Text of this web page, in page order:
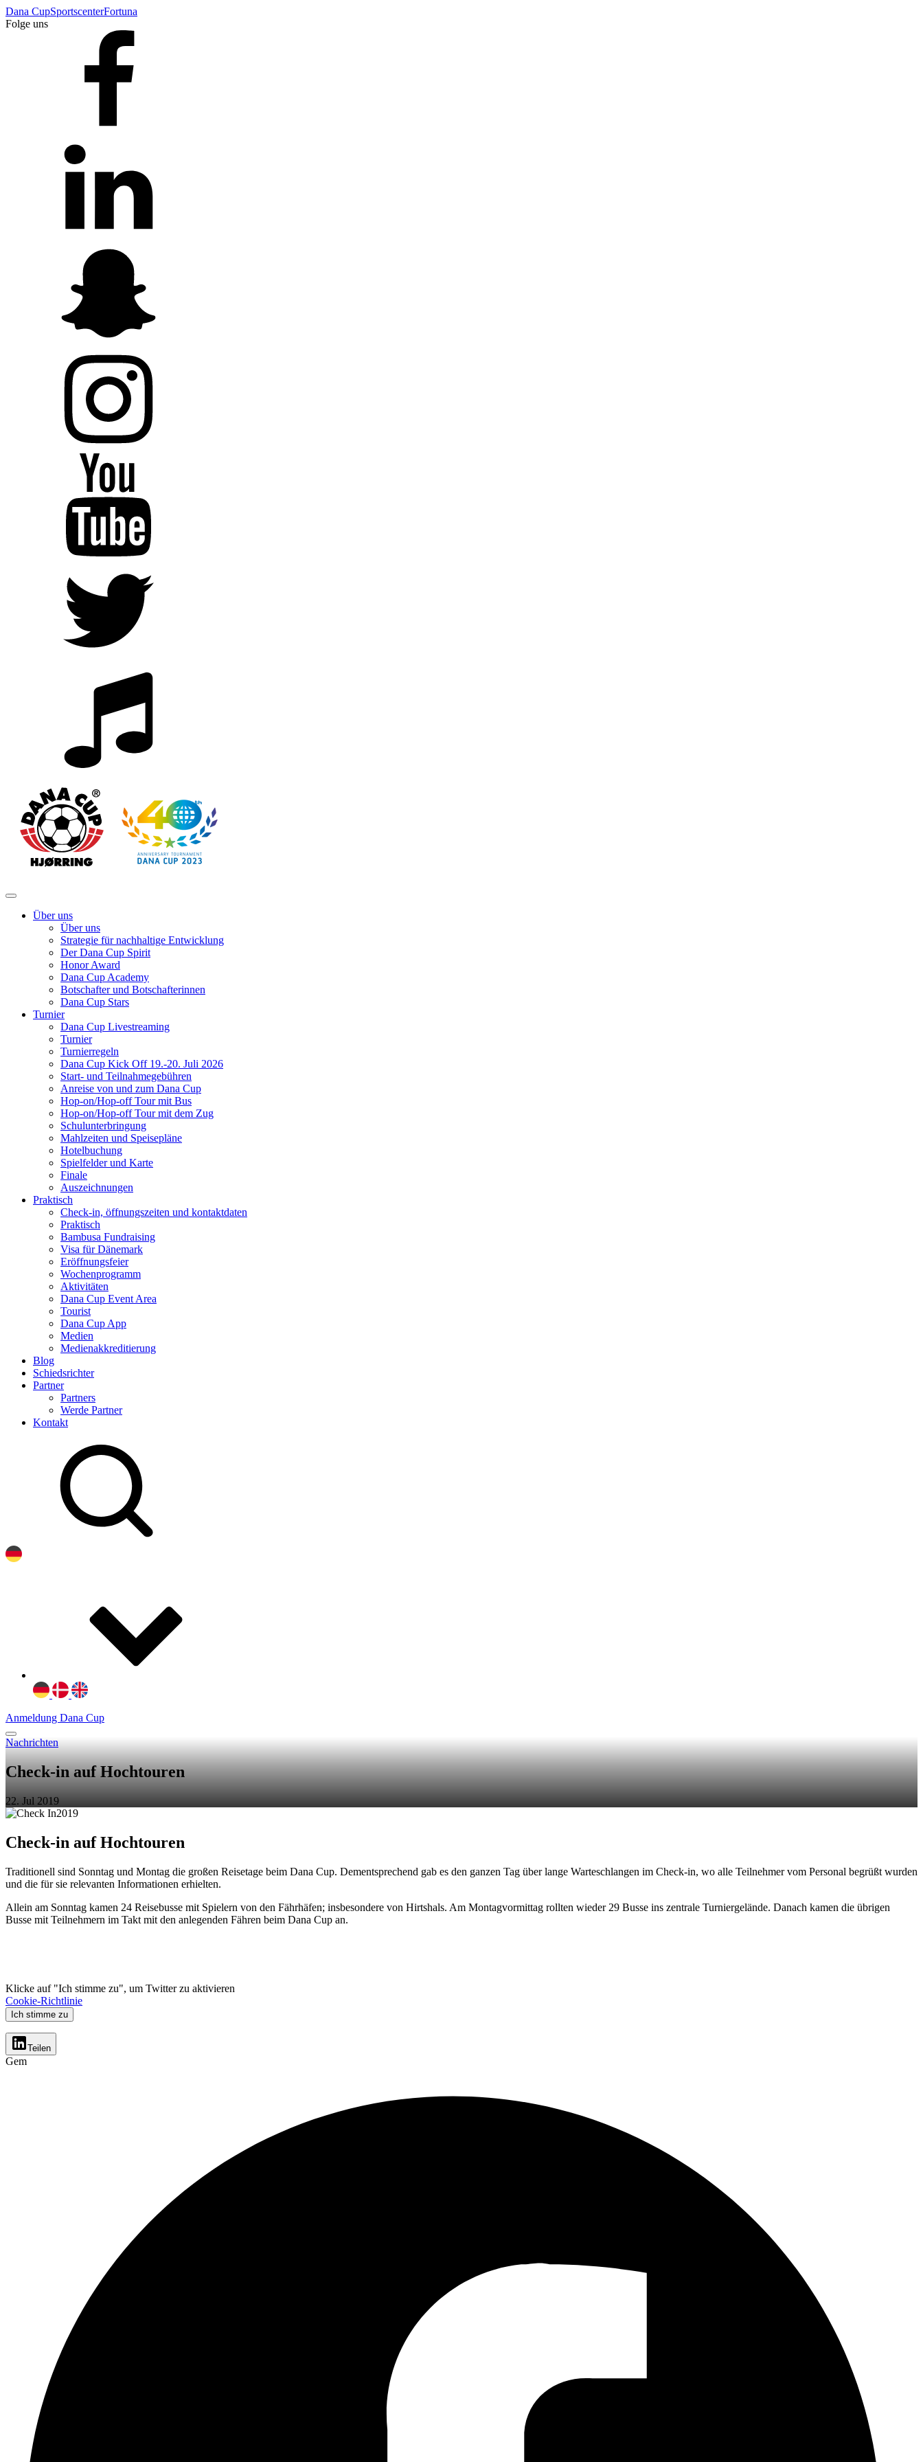
Dana CupSportscenterFortuna
Folge uns
Über uns
Über uns
Strategie für nachhaltige Entwicklung
Der Dana Cup Spirit
Honor Award
Dana Cup Academy
Botschafter und Botschafterinnen
Dana Cup Stars
Turnier
Dana Cup Livestreaming
Turnier
Turnierregeln
Dana Cup Kick Off 19.-20. Juli 2026
Start- und Teilnahmegebühren
Anreise von und zum Dana Cup
Hop-on/Hop-off Tour mit Bus
Hop-on/Hop-off Tour mit dem Zug
Schulunterbringung
Mahlzeiten und Speisepläne
Hotelbuchung
Spielfelder und Karte
Finale
Auszeichnungen
Praktisch
Check-in, öffnungszeiten und kontaktdaten
Praktisch
Bambusa Fundraising
Visa für Dänemark
Eröffnungsfeier
Wochenprogramm
Aktivitäten
Dana Cup Event Area
Tourist
Dana Cup App
Medien
Medienakkreditierung
Blog
Schiedsrichter
Partner
Partners
Werde Partner
Kontakt
Anmeldung Dana Cup
Nachrichten
Check-in auf Hochtouren
22. Jul 2019
Check-in auf Hochtouren
Traditionell sind Sonntag und Montag die großen Reisetage beim Dana Cup. Dementsprechend gab es den ganzen Tag über lange Warteschlangen im Check-in, wo alle Teilnehmer vom Personal begrüßt wurden
und die für sie relevanten Informationen erhielten.
Allein am Sonntag kamen 24 Reisebusse mit Spielern von den Fährhäfen; insbesondere von Hirtshals. Am Montagvormittag rollten wieder 29 Busse ins zentrale Turniergelände. Danach kamen die übrigen
Busse mit Teilnehmern im Takt mit den anlegenden Fähren beim Dana Cup an.
Klicke auf "Ich stimme zu", um Twitter zu aktivieren
Cookie-Richtlinie
Ich stimme zu
Teilen
Gem